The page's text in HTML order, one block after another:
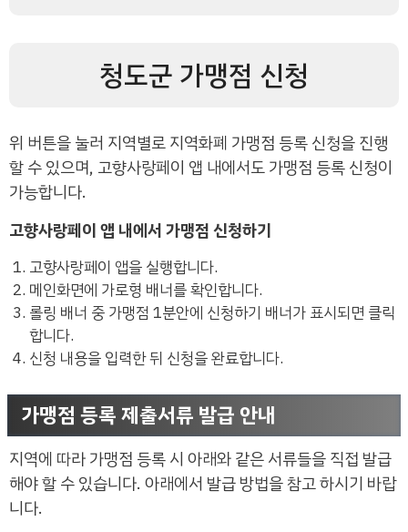
청도군 가맹점 신청
위 버튼을 눌러 지역별로 지역화폐 가맹점 등록 신청을 진행
할 수 있으며, 고향사랑페이 앱 내에서도 가맹점 등록 신청이
가능합니다.
고향사랑페이 앱 내에서 가맹점 신청하기
고향사랑페이 앱을 실행합니다.
메인화면에 가로형 배너를 확인합니다.
롤링 배너 중 가맹점 1분안에 신청하기 배너가 표시되면 클릭
합니다.
신청 내용을 입력한 뒤 신청을 완료합니다.
가맹점 등록 제출서류 발급 안내
지역에 따라 가맹점 등록 시 아래와 같은 서류들을 직접 발급
해야 할 수 있습니다. 아래에서 발급 방법을 참고 하시기 바랍
니다.